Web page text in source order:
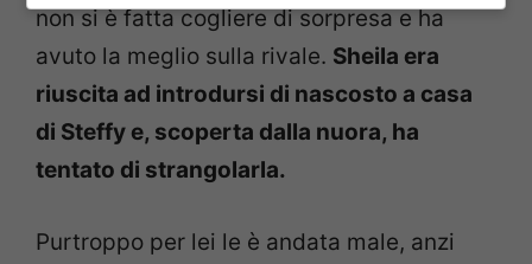
non si è fatta cogliere di sorpresa e ha
avuto la meglio sulla rivale. Sheila era
riuscita ad introdursi di nascosto a casa
di Steffy e, scoperta dalla nuora, ha
tentato di strangolarla.
Purtroppo per lei le è andata male, anzi